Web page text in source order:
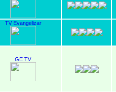
TV Evangelizar
GE TV